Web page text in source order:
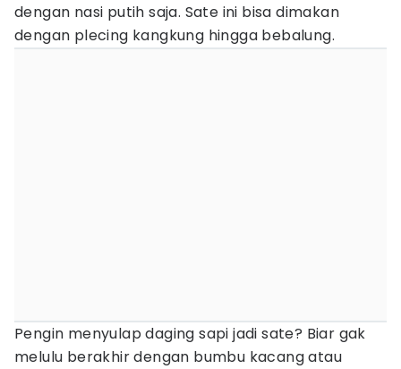
dengan nasi putih saja. Sate ini bisa dimakan
dengan plecing kangkung hingga bebalung.
Pengin menyulap daging sapi jadi sate? Biar gak
melulu berakhir dengan bumbu kacang atau